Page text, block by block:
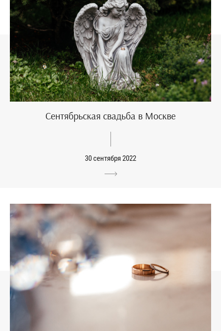
Сентябрьская свадьба в Москве
30 сентября 2022